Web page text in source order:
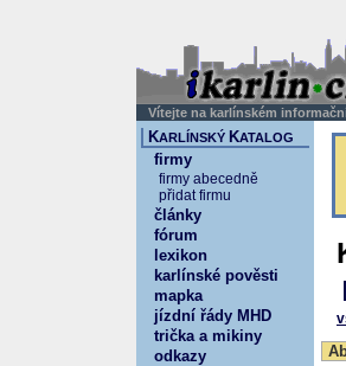
Vítejte na karlínském
KARLÍNSKÝ KATALOG
firmy
firmy abecedně
přidat firmu
články
fórum
lexikon
karlínské pověsti
mapka
jízdní řády MHD
trička a mikiny
odkazy